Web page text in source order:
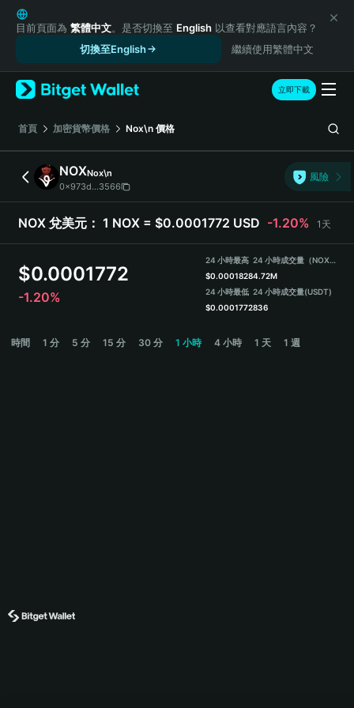
English
日本語
Русский
Español (Latinoamérica)
Türkçe
Italiano
Deutsch
简体中文
繁體中文
Português (Portugal)
हिन्दी
Español (Argentina)
目前頁面為 繁體中文。是否切換至 English 以查看對應語言內容？
切換至English
繼續使用繁體中文
立即下載
首頁 加密貨幣價格 Nox\n 價格
NOXNox\n
0x973d...3566
風險
NOX 兌美元： 1 NOX = $0.0001772 USD -1.20% 1天
$0.0001772
-1.20%
24 小時最高
$0.0001828
24 小時最低
$0.0001772
24 小時成交量（NOX）
4.72M
24 小時成交量(USDT)
836
時間 1 分 5 分 15 分 30 分 1 小時 4 小時 1 天 1 週